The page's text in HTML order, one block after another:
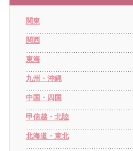
関東
関西
東海
九州・沖縄
中国・四国
甲信越・北陸
北海道・東北